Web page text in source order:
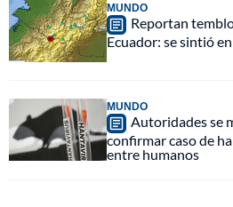
MUNDO
Reportan
Ecuador: se sintió
MUNDO
Autoridades se
confirmar caso de
entre humanos